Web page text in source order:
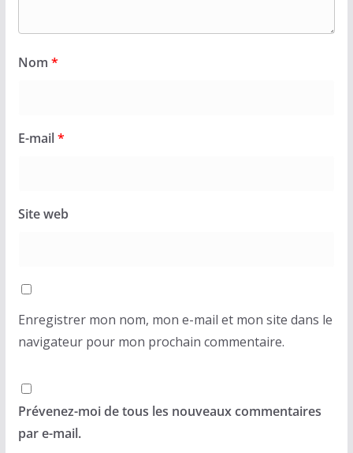
Nom *
E-mail*
Site web
Enregistrer mon nom, mon e-mail et mon site dans le
navigateur pour mon prochain commentaire.
Prévenez-moi de tous les nouveaux commentaires
par e-mail.